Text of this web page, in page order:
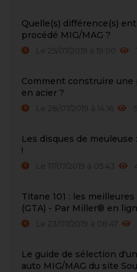
Quelle(s) différence(s)
procédé MIG/MAG ?
Le 25/07/2019 à 19:00
Comment construire une
en acier ?
Le 28/07/2019 à 14:16
Les disques de
!
Le 17/07/2019 à 05:43
Titane 101 : les
(GTA) - Par Miller® en
Le 23/07/2019 à 08:47
Le guide de sélection
auto MIG/MAG du site